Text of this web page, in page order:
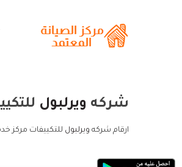
شركه ويرلبول
ارقام شركه ويرلبول للتكييفات مركز